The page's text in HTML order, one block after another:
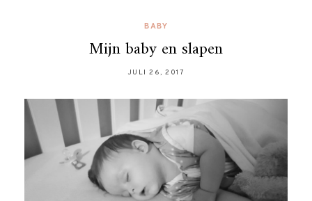
BABY
Mijn baby en slapen
JULI 26, 2017